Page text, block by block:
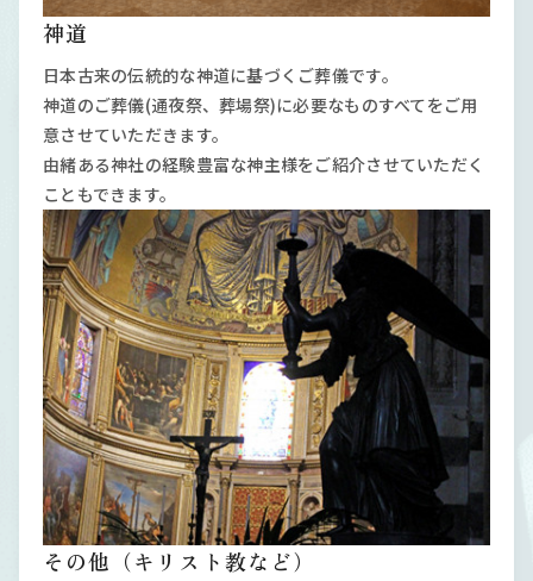
神道
日本古来の伝統的な神道に基づくご葬儀です。
神道のご葬儀(通夜祭、葬場祭)に必要なものすべてをご用
意させていただきます。
由緒ある神社の経験豊富な神主様をご紹介させていただく
こともできます。
その他（キリスト教など）